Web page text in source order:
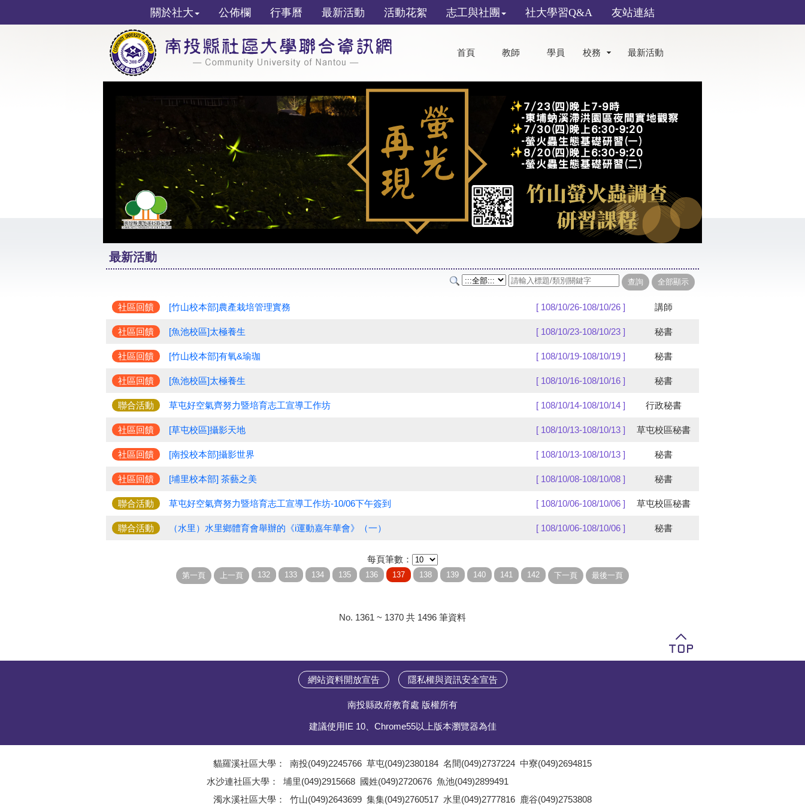
關於社大 公佈欄 行事曆 最新活動 活動花絮 志工與社團 社大學習Q&A 友站連結
首頁 教師 學員 校務 最新活動
最新活動
社區回饋 [竹山校本部]農產栽培管理實務 [ 108/10/26-108/10/26 ] 講師
社區回饋 [魚池校區]太極養生 [ 108/10/23-108/10/23 ] 秘書
社區回饋 [竹山校本部]有氧&瑜珈 [ 108/10/19-108/10/19 ] 秘書
社區回饋 [魚池校區]太極養生 [ 108/10/16-108/10/16 ] 秘書
聯合活動 草屯好空氣齊努力暨培育志工宣導工作坊 [ 108/10/14-108/10/14 ] 行政秘書
社區回饋 [草屯校區]攝影天地 [ 108/10/13-108/10/13 ] 草屯校區秘書
社區回饋 [南投校本部]攝影世界 [ 108/10/13-108/10/13 ] 秘書
社區回饋 [埔里校本部] 茶藝之美 [ 108/10/08-108/10/08 ] 秘書
聯合活動 草屯好空氣齊努力暨培育志工宣導工作坊-10/06下午簽到 [ 108/10/06-108/10/06 ] 草屯校區秘書
聯合活動 （水里）水里鄉體育會舉辦的《i運動嘉年華會》（一） [ 108/10/06-108/10/06 ] 秘書
每頁筆數：
No. 1361 ~ 1370 共 1496 筆資料
網站資料開放宣告 隱私權與資訊安全宣告
南投縣政府教育處 版權所有
建議使用IE 10、Chrome55以上版本瀏覽器為佳
貓羅溪社區大學： 南投(049)2245766 草屯(049)2380184 名間(049)2737224 中寮(049)2694815
水沙連社區大學： 埔里(049)2915668 國姓(049)2720676 魚池(049)2899491
濁水溪社區大學： 竹山(049)2643699 集集(049)2760517 水里(049)2777816 鹿谷(049)2753808